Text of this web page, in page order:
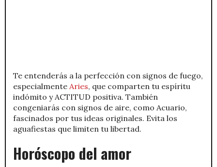
Te entenderás a la perfección con signos de fuego,
especialmente Aries, que comparten tu espíritu
indómito y ACTITUD positiva. También
congeniarás con signos de aire, como Acuario,
fascinados por tus ideas originales. Evita los
aguafiestas que limiten tu libertad.
Horóscopo del amor